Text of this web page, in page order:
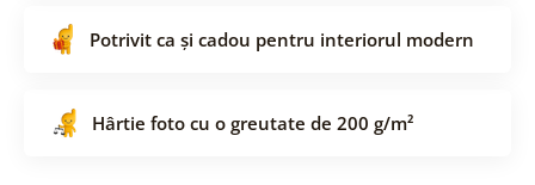
Potrivit ca și cadou pentru interiorul modern
Hârtie foto cu o greutate de 200 g/m²